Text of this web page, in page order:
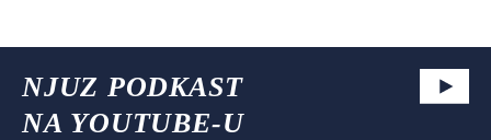
NJUZ PODKAST
NA YOUTUBE-U